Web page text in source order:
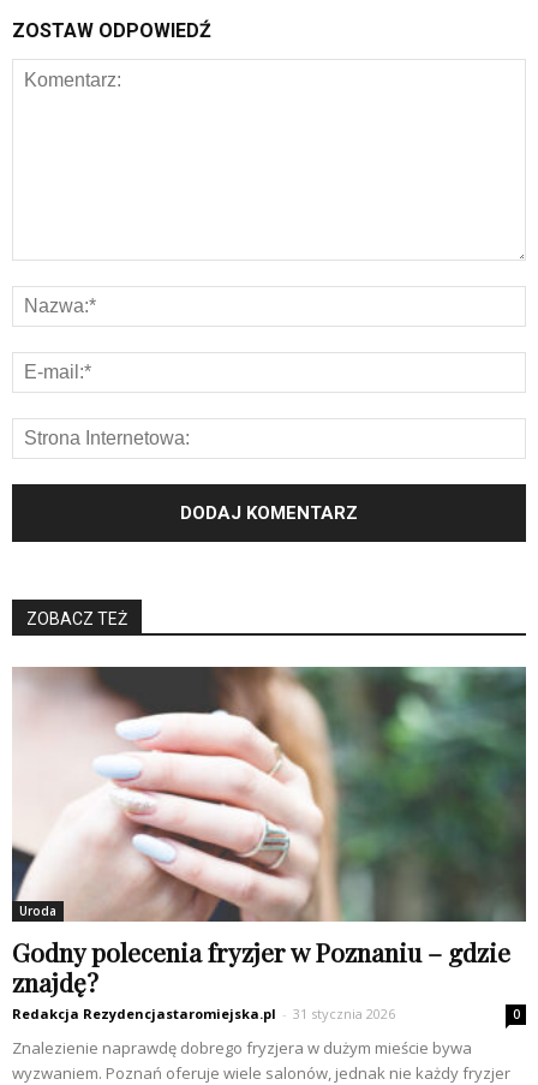
ZOSTAW ODPOWIEDŹ
ZOBACZ TEŻ
Uroda
Godny polecenia fryzjer w Poznaniu – gdzie
znajdę?
Redakcja Rezydencjastaromiejska.pl - 31 stycznia 2026 0
Znalezienie naprawdę dobrego fryzjera w dużym mieście bywa
wyzwaniem. Poznań oferuje wiele salonów, jednak nie każdy fryzjer